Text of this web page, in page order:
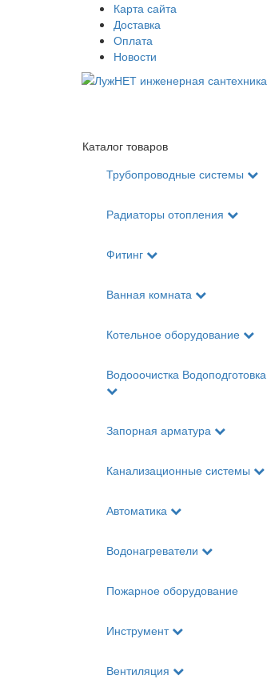
Карта сайта
Доставка
Оплата
Новости
Каталог товаров
Трубопроводные системы
Радиаторы отопления
Фитинг
Ванная комната
Котельное оборудование
Водооочистка Водоподготовка
Запорная арматура
Канализационные системы
Автоматика
Водонагреватели
Пожарное оборудование
Инструмент
Вентиляция